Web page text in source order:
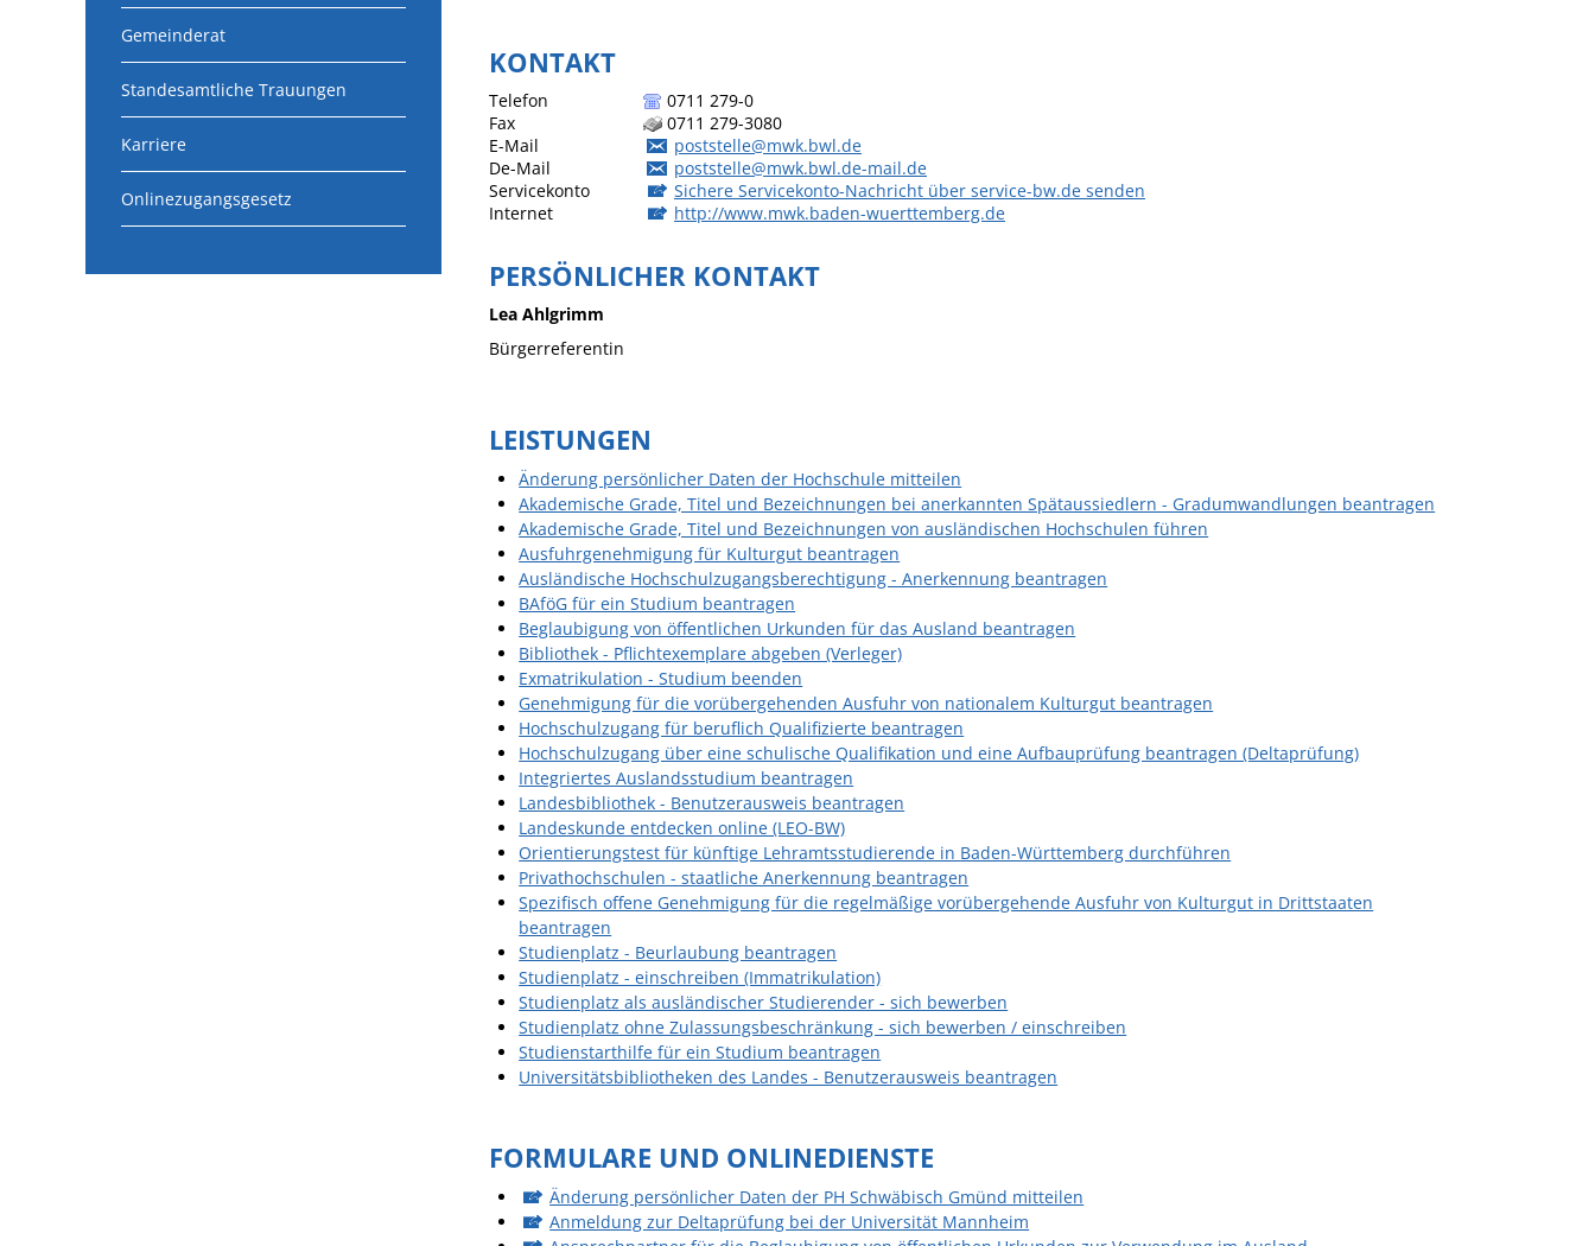
Gemeinderat
Standesamtliche Trauungen
Karriere
Onlinezugangsgesetz
KONTAKT
Telefon
0711 279-0
Fax
0711 279-3080
E-Mail
poststelle@mwk.bwl.de
De-Mail
poststelle@mwk.bwl.de-mail.de
Servicekonto
Sichere Servicekonto-Nachricht über service-bw.de senden
Internet
http://www.mwk.baden-wuerttemberg.de
PERSÖNLICHER KONTAKT
Lea Ahlgrimm
Bürgerreferentin
LEISTUNGEN
Änderung persönlicher Daten der Hochschule mitteilen
Akademische Grade, Titel und Bezeichnungen bei anerkannten Spätaussiedlern - Gradumwandlungen beantragen
Akademische Grade, Titel und Bezeichnungen von ausländischen Hochschulen führen
Ausfuhrgenehmigung für Kulturgut beantragen
Ausländische Hochschulzugangsberechtigung - Anerkennung beantragen
BAföG für ein Studium beantragen
Beglaubigung von öffentlichen Urkunden für das Ausland beantragen
Bibliothek - Pflichtexemplare abgeben (Verleger)
Exmatrikulation - Studium beenden
Genehmigung für die vorübergehenden Ausfuhr von nationalem Kulturgut beantragen
Hochschulzugang für beruflich Qualifizierte beantragen
Hochschulzugang über eine schulische Qualifikation und eine Aufbauprüfung beantragen (Deltaprüfung)
Integriertes Auslandsstudium beantragen
Landesbibliothek - Benutzerausweis beantragen
Landeskunde entdecken online (LEO-BW)
Orientierungstest für künftige Lehramtsstudierende in Baden-Württemberg durchführen
Privathochschulen - staatliche Anerkennung beantragen
Spezifisch offene Genehmigung für die regelmäßige vorübergehende Ausfuhr von Kulturgut in Drittstaaten
beantragen
Studienplatz - Beurlaubung beantragen
Studienplatz - einschreiben (Immatrikulation)
Studienplatz als ausländischer Studierender - sich bewerben
Studienplatz ohne Zulassungsbeschränkung - sich bewerben / einschreiben
Studienstarthilfe für ein Studium beantragen
Universitätsbibliotheken des Landes - Benutzerausweis beantragen
FORMULARE UND ONLINEDIENSTE
Änderung persönlicher Daten der PH Schwäbisch Gmünd mitteilen
Anmeldung zur Deltaprüfung bei der Universität Mannheim